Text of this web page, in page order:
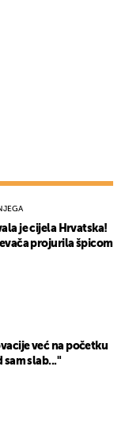
je cijela Hrvatska!
projurila špicom
već na početku
sam slab..."